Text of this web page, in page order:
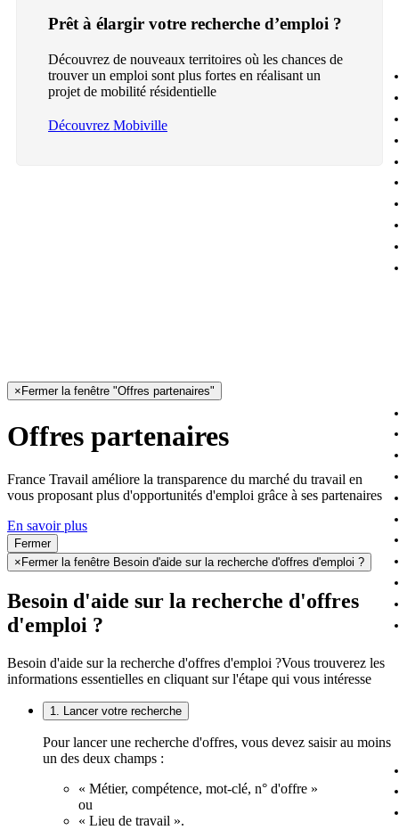
Prêt à élargir votre recherche d’emploi ?
Découvrez de nouveaux territoires où les chances de
trouver un emploi sont plus fortes en réalisant un
projet de mobilité résidentielle
Découvrez Mobiville
× Fermer la fenêtre "Offres partenaires"
Offres partenaires
France Travail améliore la transparence du marché du travail en
vous proposant plus d'opportunités d'emploi grâce à ses partenaires
En savoir plus
Fermer
× Fermer la fenêtre Besoin d'aide sur la recherche d'offres d'emploi ?
Besoin d'aide sur la recherche d'offres
d'emploi ?
Besoin d'aide sur la recherche d'offres d'emploi ?Vous trouverez les
informations essentielles en cliquant sur l'étape qui vous intéresse
1. Lancer votre recherche
Pour lancer une recherche d'offres, vous devez saisir au moins
un des deux champs :
« Métier, compétence, mot-clé, n° d'offre »
ou
« Lieu de travail ».